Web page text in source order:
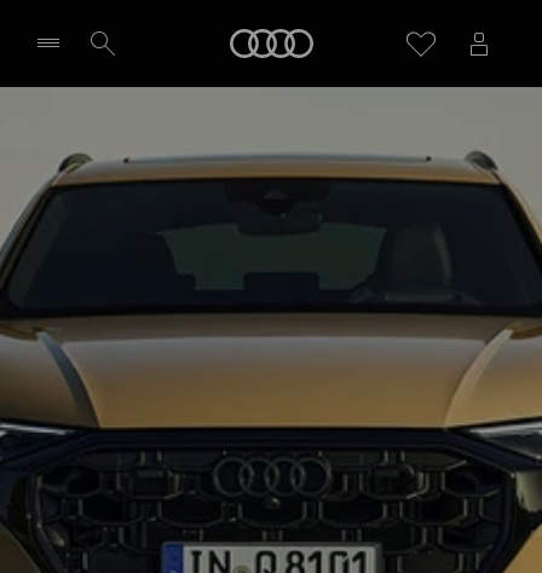
Wybierz Twojego Partnera Audi